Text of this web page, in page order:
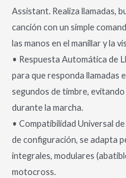
Assistant. Realiza llamadas,
canción con un simple
las manos en el manillar y la
• Respuesta Automática de
para que responda llamadas
segundos de timbre,
durante la marcha.
• Compatibilidad Universal
de configuración, se adapta
integrales, modulares
motocross.